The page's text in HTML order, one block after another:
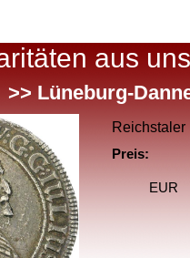
aus
>> Lüneburg-
Reichstaler
Preis:
EUR